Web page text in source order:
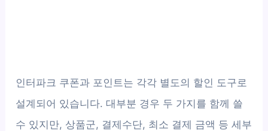
인터파크 쿠폰과 포인트는 각각 별도의 할인 도구로
설계되어 있습니다. 대부분 경우 두 가지를 함께 쓸
수 있지만, 상품군, 결제수단, 최소 결제 금액 등 세부